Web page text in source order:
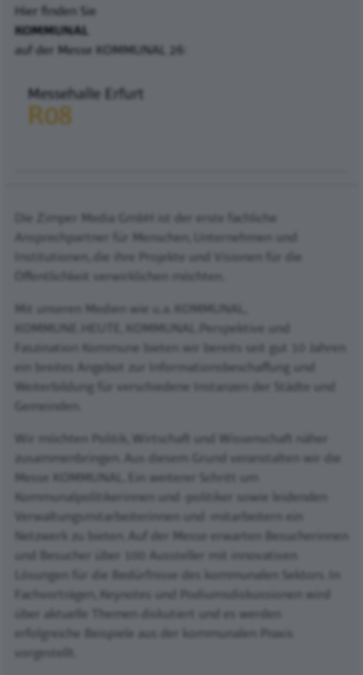
Hier finden Sie
KOMMUNAL
auf der Messe KOMMUNAL 26:
Messehalle Erfurt
R08
Die Zimper Media GmbH ist der erste fachliche
Ansprechpartner für Menschen, Unternehmen und
Institutionen, die ihre Projekte und Visionen für die
Öffentlichkeit verwirklichen möchten.
Mit unseren Medien wie u.a. KOMMUNAL,
KOMMUNE.HEUTE, KOMMUNAL.Perspektive und
Faszination Kommune bieten wir bereits seit gut 10 Jahren
ein breites Angebot zur Informationsbeschaffung und
Weiterbildung für verschiedene Instanzen der Städte und
Gemeinden.
Wir möchten Politik, Wirtschaft und Wissenschaft näher
zusammenbringen. Aus diesem Grund veranstalten wir die
Messe KOMMUNAL. Ein weiterer Schritt um
Kommunalpolitikerinnen und -politiker sowie leidenden
Verwaltungsmitarbeiterinnen und -mitarbeitern ein
Netzwerk zu bieten. Auf der Messe erwarten Besucherinnen
und Besucher über 100 Aussteller mit innovativen
Lösungen für die Bedürfnisse des kommunalen Sektors. In
Fachvorträgen, Keynotes und Podiumsdiskussionen wird
über aktuelle Themen diskutiert und es werden
erfolgreiche Beispiele aus der kommunalen Praxis
vorgestellt.